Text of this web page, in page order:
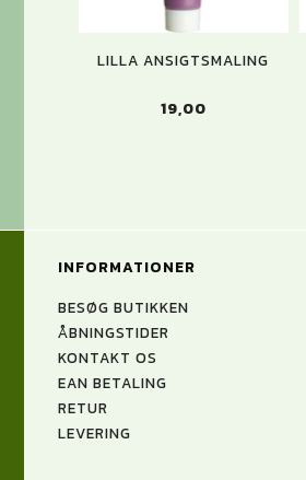
LILLA ANSIGTSMALING
19,00
INFORMATIONER
BESØG BUTIKKEN
ÅBNINGSTIDER
KONTAKT OS
EAN BETALING
RETUR
LEVERING